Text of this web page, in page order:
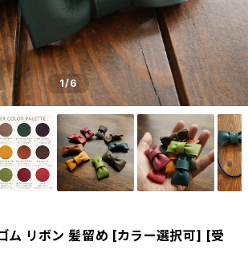
1/6
ム リボン 髪留め [カラー選択可] [受